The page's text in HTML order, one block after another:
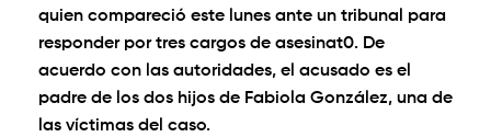
quien compareció este lunes ante un tribunal para
responder por tres cargos de asesinat0. De
acuerdo con las autoridades, el acusado es el
padre de los dos hijos de Fabiola González, una de
las víctimas del caso.